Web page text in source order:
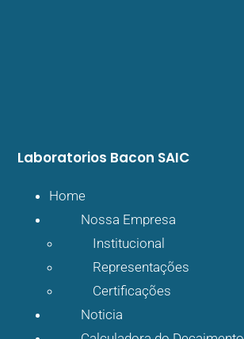
Laboratorios Bacon SAIC
Home
Nossa Empresa
Institucional
Representações
Certificações
Noticia